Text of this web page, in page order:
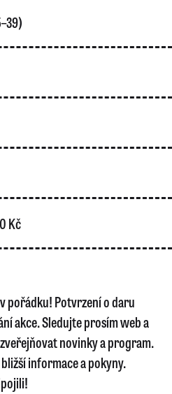
Kč
pořádku! Potvrzení o daru
akce. Sledujte prosím web a
novinky a program.
informace a pokyny.